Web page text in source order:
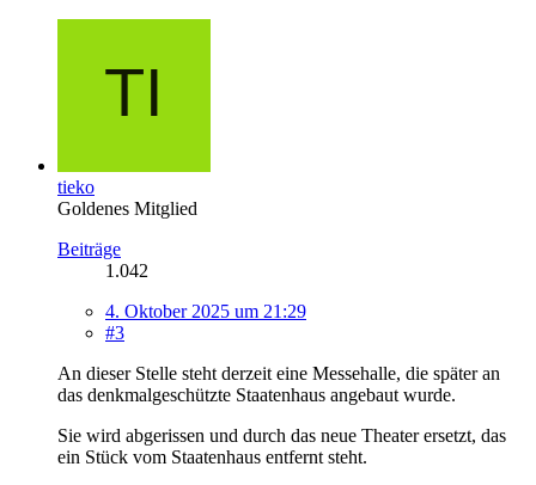
tieko
Goldenes Mitglied
Beiträge
1.042
4. Oktober 2025 um 21:29
#3
An dieser Stelle steht derzeit eine Messehalle, die später an
das denkmalgeschützte Staatenhaus angebaut wurde.
Sie wird abgerissen und durch das neue Theater ersetzt, das
ein Stück vom Staatenhaus entfernt steht.